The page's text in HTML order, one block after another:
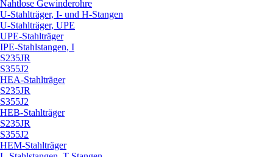
Nahtlose Gewinderohre
U-Stahlträger, I- und H-Stangen
U-Stahlträger, UPE
UPE-Stahlträger
IPE-Stahlstangen, I
S235JR
S355J2
HEA-Stahlträger
S235JR
S355J2
HEB-Stahlträger
S235JR
S355J2
HEM-Stahlträger